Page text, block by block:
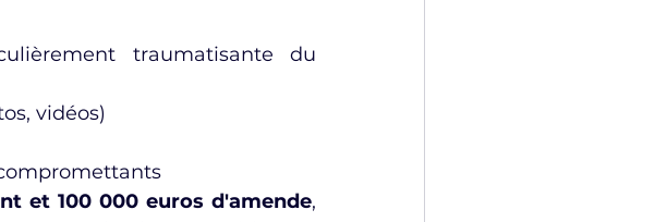
traumatisante du
vidéos)
et 100 000 euros d'amende,